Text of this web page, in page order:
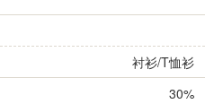
衬衫/T恤衫
30%